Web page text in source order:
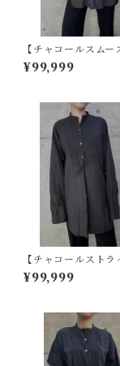
【チャコールスム
s スコットランドヴ
ドレスシャツ - 草木
¥99,999
【チャコールストラ
0s フランスヴィンテ
スシャツ - 草木染め
¥99,999